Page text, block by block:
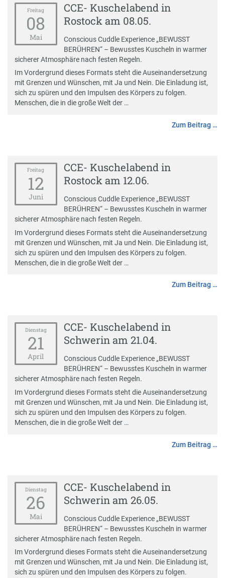
Freitag
08
Mai
CCE- Kuschelabend in
Rostock am 08.05.
Conscious Cuddle Experience „BEWUSST
BERÜHREN“ – Bewusstes Kuscheln in warmer
sicherer Atmosphäre nach festen Regeln.
Im Vordergrund dieses Formats steht die Auseinandersetzung
mit Grenzen und Wünschen, mit Ja und Nein. Die Einladung ist,
sich zu spüren und den Impulsen des Körpers zu folgen.
Menschen, die in die große Welt der …
Zum Beitrag …
Freitag
12
Juni
CCE- Kuschelabend in
Rostock am 12.06.
Conscious Cuddle Experience „BEWUSST
BERÜHREN“ – Bewusstes Kuscheln in warmer
sicherer Atmosphäre nach festen Regeln.
Im Vordergrund dieses Formats steht die Auseinandersetzung
mit Grenzen und Wünschen, mit Ja und Nein. Die Einladung ist,
sich zu spüren und den Impulsen des Körpers zu folgen.
Menschen, die in die große Welt der …
Zum Beitrag …
Dienstag
21
April
CCE- Kuschelabend in
Schwerin am 21.04.
Conscious Cuddle Experience „BEWUSST
BERÜHREN“ – Bewusstes Kuscheln in warmer
sicherer Atmosphäre nach festen Regeln.
Im Vordergrund dieses Formats steht die Auseinandersetzung
mit Grenzen und Wünschen, mit Ja und Nein. Die Einladung ist,
sich zu spüren und den Impulsen des Körpers zu folgen.
Menschen, die in die große Welt der …
Zum Beitrag …
Dienstag
26
Mai
CCE- Kuschelabend in
Schwerin am 26.05.
Conscious Cuddle Experience „BEWUSST
BERÜHREN“ – Bewusstes Kuscheln in warmer
sicherer Atmosphäre nach festen Regeln.
Im Vordergrund dieses Formats steht die Auseinandersetzung
mit Grenzen und Wünschen, mit Ja und Nein. Die Einladung ist,
sich zu spüren und den Impulsen des Körpers zu folgen.